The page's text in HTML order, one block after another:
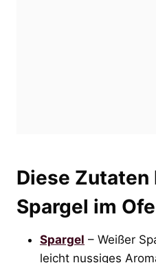
Diese
Spargel im
Spargel – Weißer
leicht nussiges